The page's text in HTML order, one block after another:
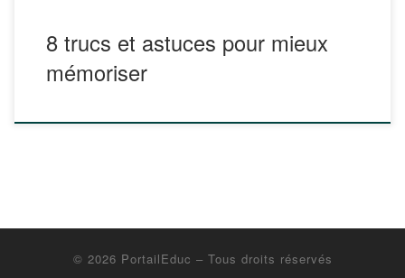
8 trucs et astuces pour mieux
mémoriser
© 2026 PortailEduc – Tous droits réservés